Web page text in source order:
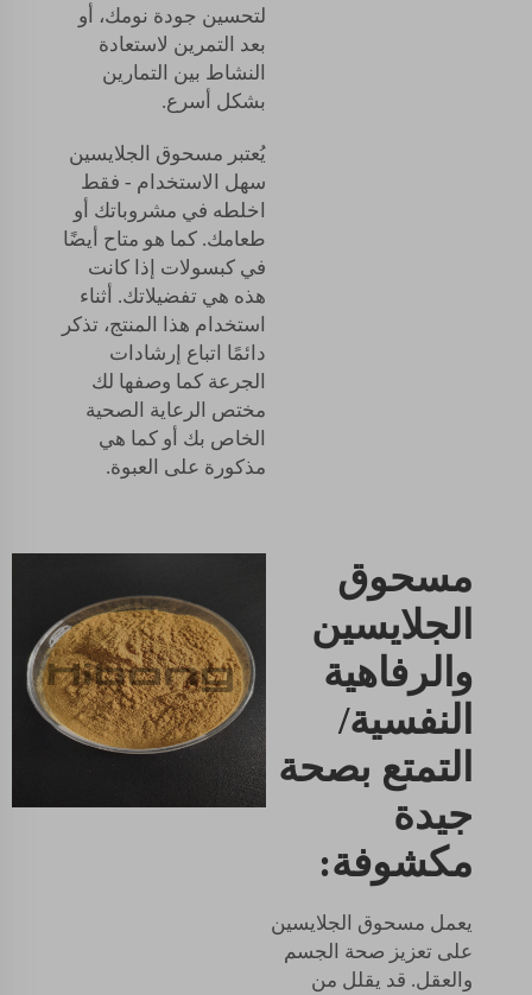
لتحسين جودة نومك، أو
بعد التمرين لاستعادة
النشاط بين التمارين
بشكل أسرع.
يُعتبر مسحوق الجلايسين
سهل الاستخدام - فقط
اخلطه في مشروباتك أو
طعامك. كما هو متاح أيضًا
في كبسولات إذا كانت
هذه هي تفضيلاتك. أثناء
استخدام هذا المنتج، تذكر
دائمًا اتباع إرشادات
الجرعة كما وصفها لك
مختص الرعاية الصحية
الخاص بك أو كما هي
مذكورة على العبوة.
مسحوق
الجلايسين
والرفاهية
النفسية/
التمتع بصحة
جيدة
مكشوفة:
يعمل مسحوق الجلايسين
على تعزيز صحة الجسم
والعقل. قد يقلل من